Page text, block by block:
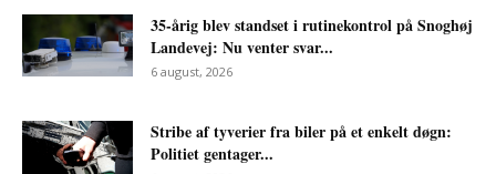
35-årig blev standset i rutinekontrol på Snoghøj
Landevej: Nu venter svar...
6 august, 2026
Stribe af tyverier fra biler på et enkelt døgn:
Politiet gentager...